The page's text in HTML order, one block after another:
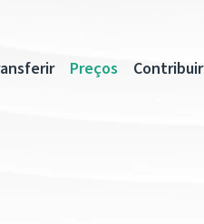
Preços Contribuir